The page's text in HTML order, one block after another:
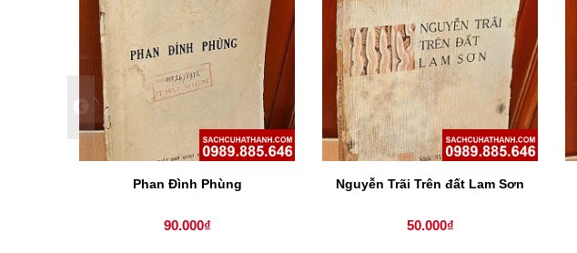
Phan Đình Phùng
90.000₫
Nguyễn Trãi Trên đất Lam Sơn
50.000₫